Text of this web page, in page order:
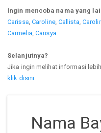
Ingin mencoba nama yang
Carissa Caroline, Callista
Carmelia ,Carisya
Selanjutnya?
Jika ingin melihat informasi
klik disini
Nama